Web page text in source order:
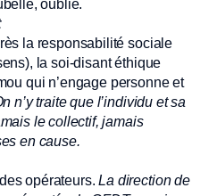
oublié.
la responsabilité sociale
la soi-disant éthique
qui n’engage personne et
n’y traite que l’individu et sa
le collectif, jamais
en cause.
opérateurs.La direction de